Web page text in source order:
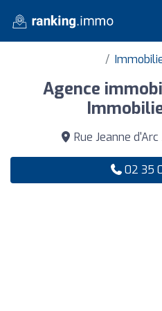
Agence
Rue Jeanne
02 35